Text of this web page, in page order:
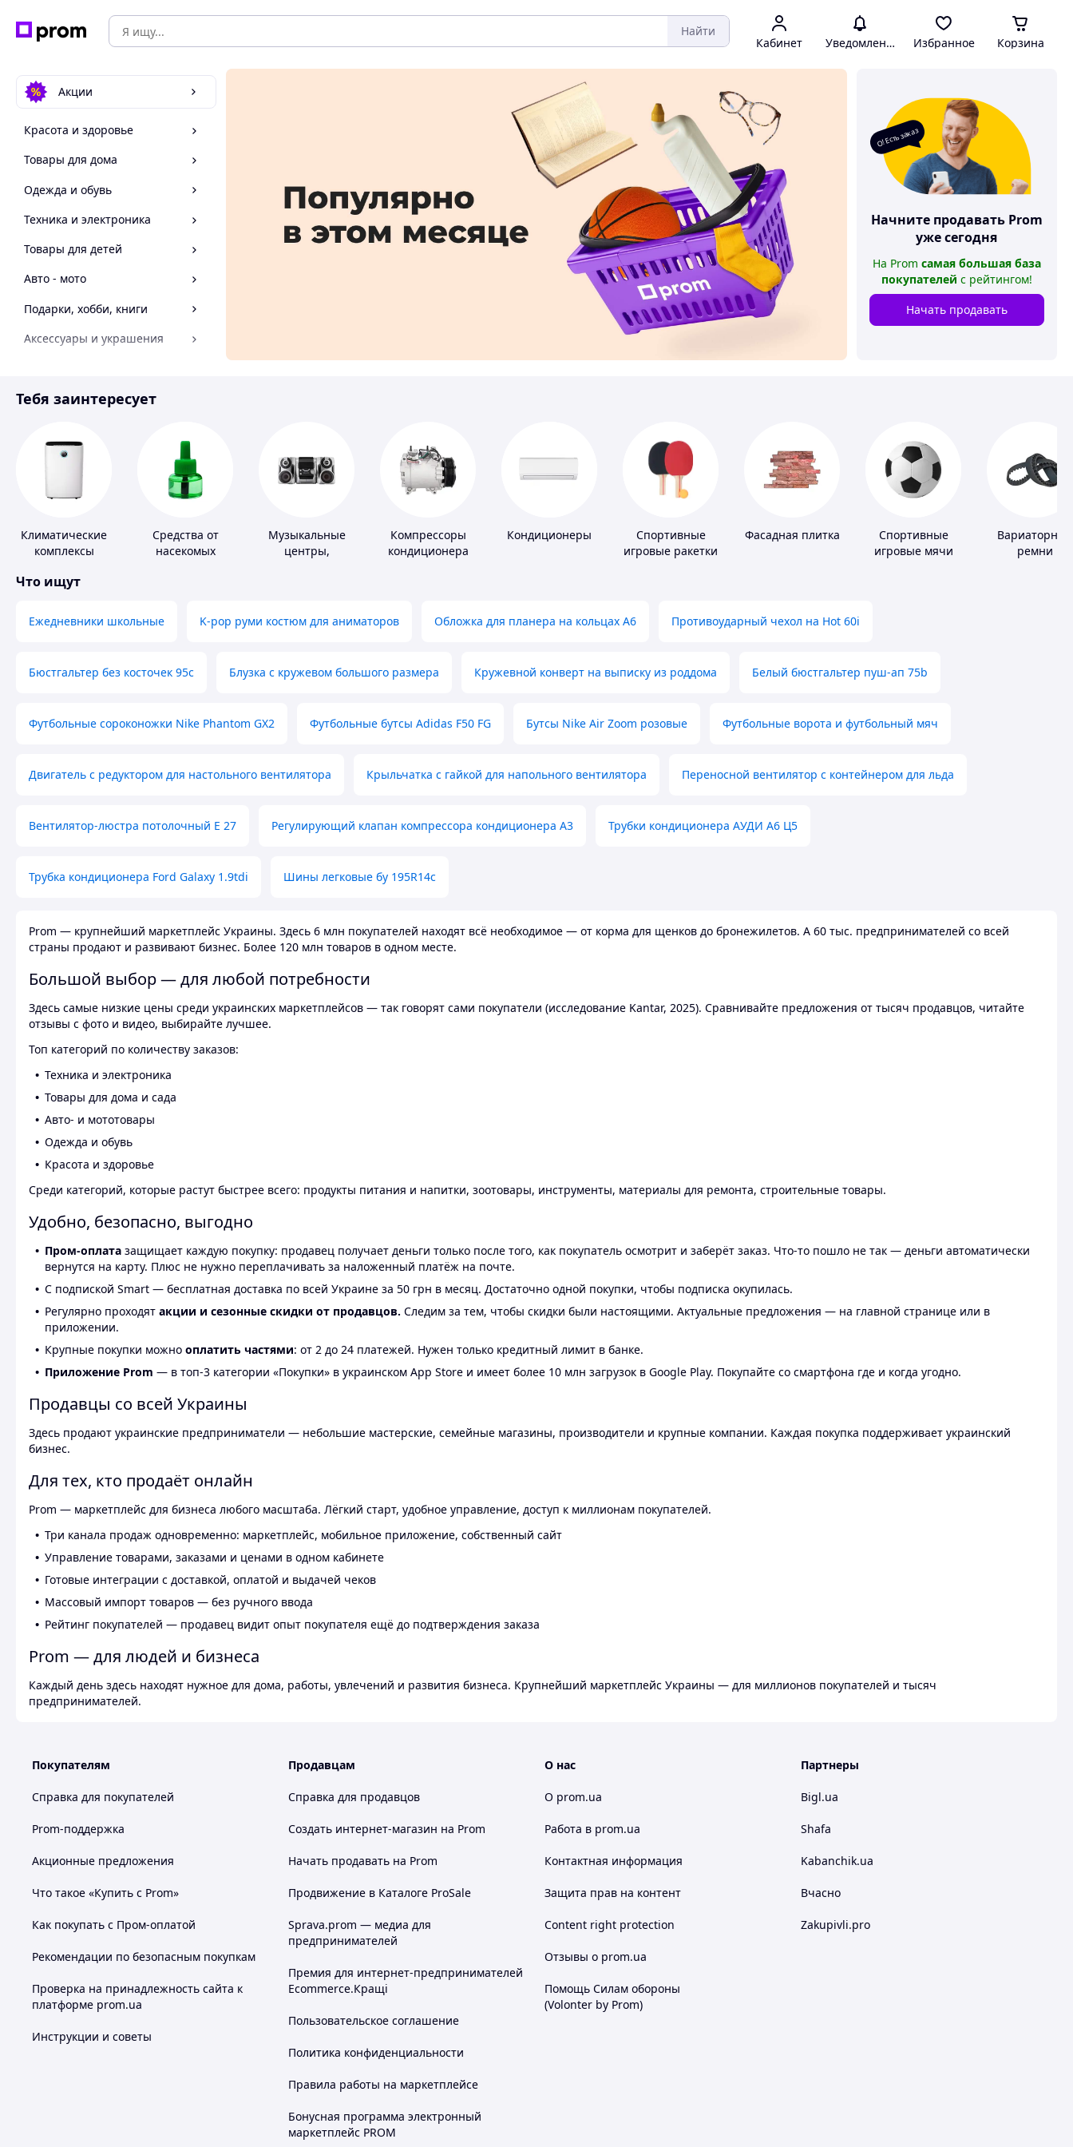
Найти
Кабинет Уведомления Избранное Корзина
Акции
Красота и здоровье
Товары для дома
Одежда и обувь
Техника и электроника
Товары для детей
Авто - мото
Подарки, хобби, книги
Аксессуары и украшения
Спорт и отдых
О! Есть заказ
Начните продавать Prom
уже сегодня
На Prom самая большая база
покупателей с рейтингом!
Начать продавать
Тебя заинтересует
Климатические
комплексы
Средства от
насекомых
Музыкальные
центры,
Компрессоры
кондиционера
Кондиционеры
Спортивные
игровые ракетки
Фасадная плитка
Спортивные
игровые мячи
Вариаторные
ремни
Что ищут
Ежедневники школьные K-pop руми костюм для аниматоров Обложка для планера на кольцах А6 Противоударный чехол на Hot 60i
Бюстгальтер без косточек 95с Блузка с кружевом большого размера Кружевной конверт на выписку из роддома Белый бюстгальтер пуш-ап 75b
Футбольные сороконожки Nike Phantom GX2 Футбольные бутсы Adidas F50 FG Бутсы Nike Air Zoom розовые Футбольные ворота и футбольный мяч
Двигатель с редуктором для настольного вентилятора Крыльчатка с гайкой для напольного вентилятора Переносной вентилятор с контейнером для льда
Вентилятор-люстра потолочный E 27 Регулирующий клапан компрессора кондиционера А3 Трубки кондиционера АУДИ А6 Ц5
Трубка кондиционера Ford Galaxy 1.9tdi Шины легковые бу 195R14c
Prom — крупнейший маркетплейс Украины. Здесь 6 млн покупателей находят всё необходимое — от корма для щенков до бронежилетов. А 60 тыс. предпринимателей со всей
страны продают и развивают бизнес. Более 120 млн товаров в одном месте.
Большой выбор — для любой потребности
Здесь самые низкие цены среди украинских маркетплейсов — так говорят сами покупатели (исследование Kantar, 2025). Сравнивайте предложения от тысяч продавцов, читайте
отзывы с фото и видео, выбирайте лучшее.
Топ категорий по количеству заказов:
Техника и электроника
Товары для дома и сада
Авто- и мототовары
Одежда и обувь
Красота и здоровье
Среди категорий, которые растут быстрее всего: продукты питания и напитки, зоотовары, инструменты, материалы для ремонта, строительные товары.
Удобно, безопасно, выгодно
Пром-оплата защищает каждую покупку: продавец получает деньги только после того, как покупатель осмотрит и заберёт заказ. Что-то пошло не так — деньги автоматически
вернутся на карту. Плюс не нужно переплачивать за наложенный платёж на почте.
С подпиской Smart — бесплатная доставка по всей Украине за 50 грн в месяц. Достаточно одной покупки, чтобы подписка окупилась.
Регулярно проходят акции и сезонные скидки от продавцов. Следим за тем, чтобы скидки были настоящими. Актуальные предложения — на главной странице или в
приложении.
Крупные покупки можно оплатить частями: от 2 до 24 платежей. Нужен только кредитный лимит в банке.
Приложение Prom — в топ-3 категории «Покупки» в украинском App Store и имеет более 10 млн загрузок в Google Play. Покупайте со смартфона где и когда угодно.
Продавцы со всей Украины
Здесь продают украинские предприниматели — небольшие мастерские, семейные магазины, производители и крупные компании. Каждая покупка поддерживает украинский
бизнес.
Для тех, кто продаёт онлайн
Prom — маркетплейс для бизнеса любого масштаба. Лёгкий старт, удобное управление, доступ к миллионам покупателей.
Три канала продаж одновременно: маркетплейс, мобильное приложение, собственный сайт
Управление товарами, заказами и ценами в одном кабинете
Готовые интеграции с доставкой, оплатой и выдачей чеков
Массовый импорт товаров — без ручного ввода
Рейтинг покупателей — продавец видит опыт покупателя ещё до подтверждения заказа
Prom — для людей и бизнеса
Каждый день здесь находят нужное для дома, работы, увлечений и развития бизнеса. Крупнейший маркетплейс Украины — для миллионов покупателей и тысяч
предпринимателей.
Покупателям
Справка для покупателей
Prom-поддержка
Акционные предложения
Что такое «Купить с Prom»
Как покупать с Пром-оплатой
Рекомендации по безопасным покупкам
Проверка на принадлежность сайта к
платформе prom.ua
Инструкции и советы
Продавцам
Справка для продавцов
Создать интернет-магазин на Prom
Начать продавать на Prom
Продвижение в Каталоге ProSale
Sprava.prom — медиа для
предпринимателей
Премия для интернет-предпринимателей
Ecommerce.Кращі
Пользовательское соглашение
Политика конфиденциальности
Правила работы на маркетплейсе
Бонусная программа электронный
маркетплейс PROM
О нас
О prom.ua
Работа в prom.ua
Контактная информация
Защита прав на контент
Content right protection
Отзывы о prom.ua
Помощь Силам обороны
(Volonter by Prom)
Партнеры
Bigl.ua
Shafa
Kabanchik.ua
Вчасно
Zakupivli.pro